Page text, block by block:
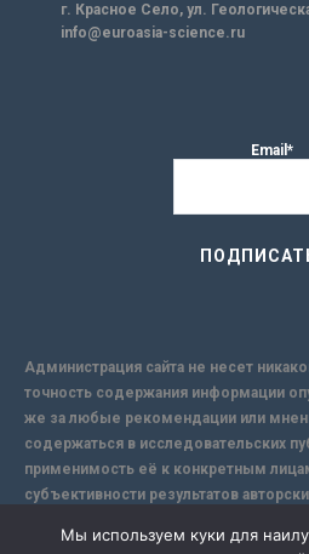
г. Красное Село, ул.
info@euroasia-science.ru
Email*
Администрация сайта не несет
точность содержания информации
же за любые рекомендации или
содержаться в исследовательских
применимость её к конкретным
субъективности результатов
надежной защиты информации, Сайт
Мы используем куки для